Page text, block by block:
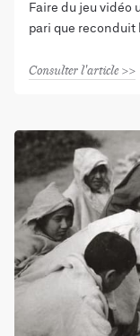
Faire du jeu vidéo
pari que reconduit
Consulter l'article